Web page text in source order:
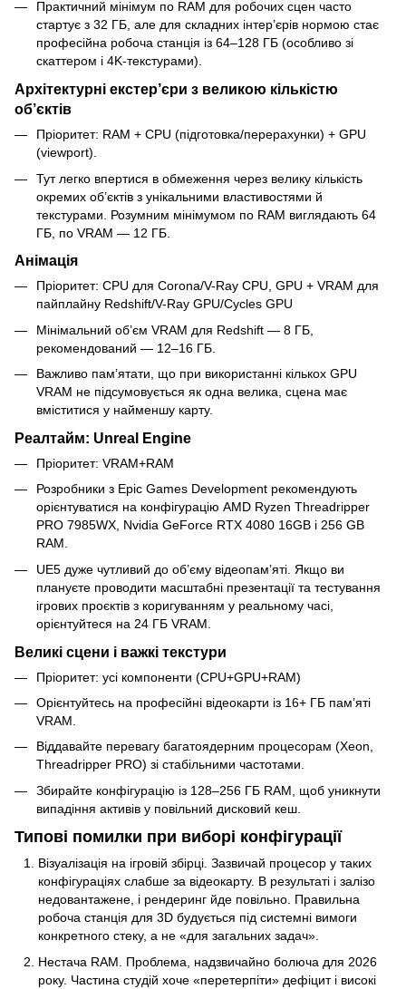
Практичний мінімум по RAM для робочих сцен часто
стартує з 32 ГБ, але для складних інтер’єрів нормою стає
професійна робоча станція із 64–128 ГБ (особливо зі
скаттером і 4K-текстурами).
Архітектурні екстер’єри з великою кількістю
об’єктів
Пріоритет: RAM + CPU (підготовка/перерахунки) + GPU
(viewport).
Тут легко впертися в обмеження через велику кількість
окремих об’єктів з унікальними властивостями й
текстурами. Розумним мінімумом по RAM виглядають 64
ГБ, по VRAM — 12 ГБ.
Анімація
Пріоритет: CPU для Corona/V-Ray CPU, GPU + VRAM для
пайплайну Redshift/V-Ray GPU/Cycles GPU
Мінімальний об’єм VRAM для Redshift — 8 ГБ,
рекомендований — 12–16 ГБ.
Важливо пам’ятати, що при використанні кількох GPU
VRAM не підсумовується як одна велика, сцена має
вміститися у найменшу карту.
Реалтайм: Unreal Engine
Пріоритет: VRAM+RAM
Розробники з Epic Games Development рекомендують
орієнтуватися на конфігурацію AMD Ryzen Threadripper
PRO 7985WX, Nvidia GeForce RTX 4080 16GB і 256 GB
RAM.
UE5 дуже чутливий до об’єму відеопам’яті. Якщо ви
плануєте проводити масштабні презентації та тестування
ігрових проєктів з коригуванням у реальному часі,
орієнтуйтеся на 24 ГБ VRAM.
Великі сцени і важкі текстури
Пріоритет: усі компоненти (CPU+GPU+RAM)
Орієнтуйтесь на професійні відеокарти із 16+ ГБ пам’яті
VRAM.
Віддавайте перевагу багатоядерним процесорам (Xeon,
Threadripper PRO) зі стабільними частотами.
Збирайте конфігурацію із 128–256 ГБ RAM, щоб уникнути
випадіння активів у повільний дисковий кеш.
Типові помилки при виборі конфігурації
Візуалізація на ігровій збірці. Зазвичай процесор у таких
конфігураціях слабше за відеокарту. В результаті і залізо
недовантажене, і рендеринг йде повільно. Правильна
робоча станція для 3D будується під системні вимоги
конкретного стеку, а не «для загальних задач».
Нестача RAM. Проблема, надзвичайно болюча для 2026
року. Частина студій хоче «перетерпіти» дефіцит і високі